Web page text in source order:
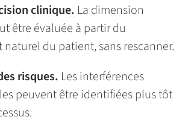
clinique. La dimension
être évaluée à partir du
du patient, sans rescanner.
risques. Les interférences
peuvent être identifiées plus tôt